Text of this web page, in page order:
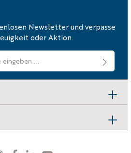
Newsletter und verpasse
oder Aktion.
zur Kenntnis genommen
geben Sie die oben abgebildeten